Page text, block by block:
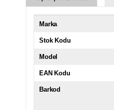
Marka
Stok Kodu
Model
EAN Kodu
Barkod